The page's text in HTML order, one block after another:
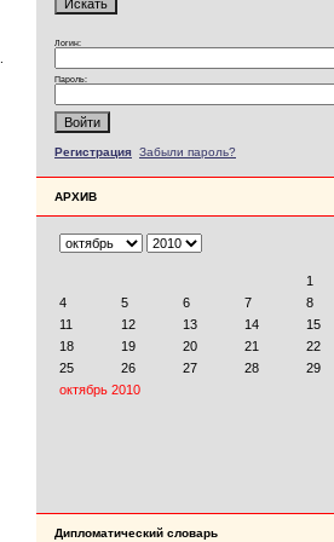
Логин:
Пароль:
Регистрация Забыли пароль?
АРХИВ
Дипломатический словарь